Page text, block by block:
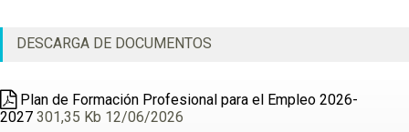
DESCARGA DE DOCUMENTOS
Plan de Formación Profesional para el Empleo 2026-
2027 301,35 Kb 12/06/2026